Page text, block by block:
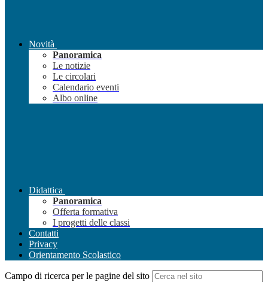
Novità
Panoramica
Le notizie
Le circolari
Calendario eventi
Albo online
Didattica
Panoramica
Offerta formativa
I progetti delle classi
Contatti
Privacy
Orientamento Scolastico
Campo di ricerca per le pagine del sito